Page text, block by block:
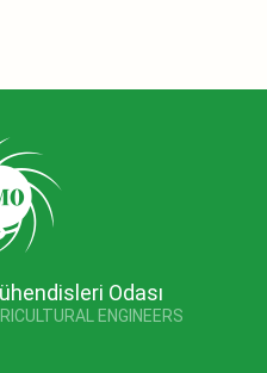
Odası
ENGINEERS